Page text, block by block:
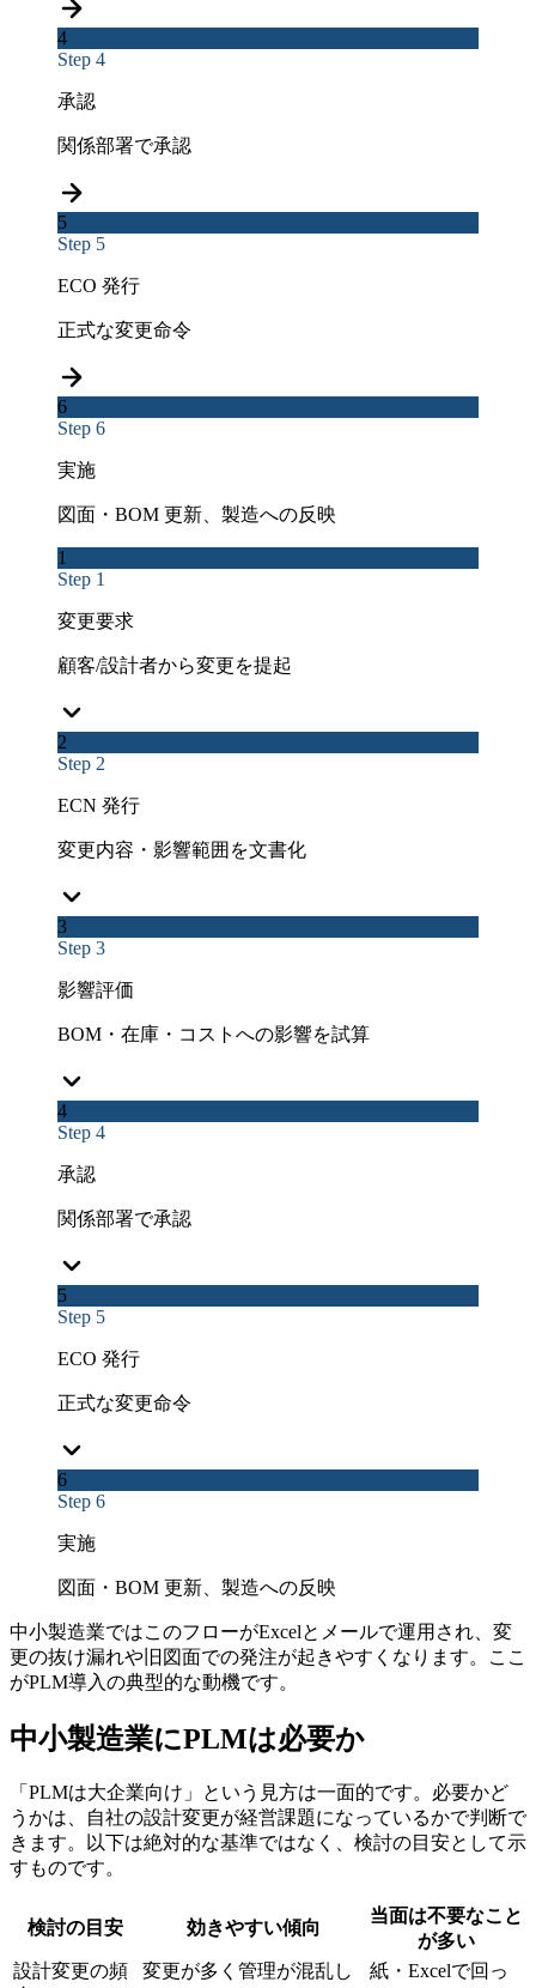
4
Step 4
承認
関係部署で承認
5
Step 5
ECO 発行
正式な変更命令
6
Step 6
実施
図面・BOM 更新、製造への反映
1
Step 1
変更要求
顧客/設計者から変更を提起
2
Step 2
ECN 発行
変更内容・影響範囲を文書化
3
Step 3
影響評価
BOM・在庫・コストへの影響を試算
4
Step 4
承認
関係部署で承認
5
Step 5
ECO 発行
正式な変更命令
6
Step 6
実施
図面・BOM 更新、製造への反映
中小製造業ではこのフローがExcelとメールで運用され、変
更の抜け漏れや旧図面での発注が起きやすくなります。ここ
がPLM導入の典型的な動機です。
中小製造業にPLMは必要か
「PLMは大企業向け」という見方は一面的です。必要かど
うかは、自社の設計変更が経営課題になっているかで判断で
きます。以下は絶対的な基準ではなく、検討の目安として示
すものです。
検討の目安 効きやすい傾向
当面は不要なこと
が多い
設計変更の頻
変更が多く管理が混乱し
紙・Excelで回っ